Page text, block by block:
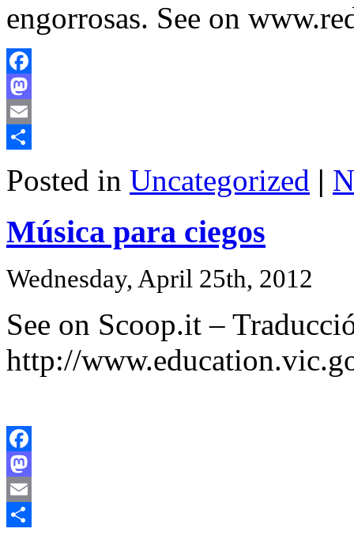
engorrosas. See on
Facebook
Mastodon
Email
Posted in Uncategorized |
Música para ciegos
Wednesday, April 25th, 2012
See on Scoop.it –
http://
Facebook
Mastodon
Email